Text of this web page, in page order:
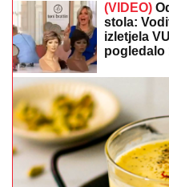
(VIDEO)
stola:
izletjela
pogledalo